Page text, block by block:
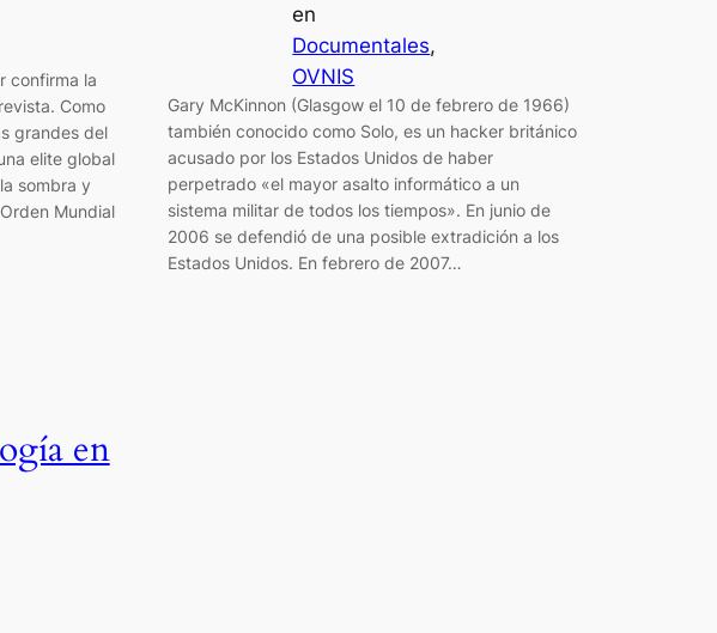
confirma la
Como
grandes del
elite global
sombra y
Mundial
en
Documentales
OVNIS
Gary McKinnon (Glasgow el 10 de febrero de 1966)
también conocido como Solo, es un hacker británico
acusado por los Estados Unidos de haber
perpetrado «el mayor asalto informático a un
sistema militar de todos los tiempos». En junio de
2006 se defendió de una posible extradición a los
Estados Unidos. En febrero de 2007…
en